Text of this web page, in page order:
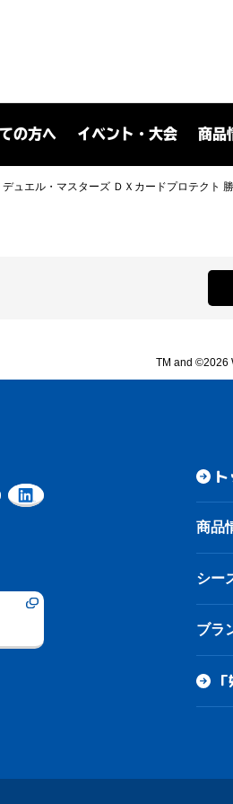
の方へ イベント・大会 商品
デュエル・マスターズ ＤＸカードプロテクト
TM and ©2026
商品
シー
ブラ